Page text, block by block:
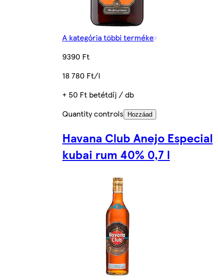
A kategória többi terméke
9390 Ft
18 780 Ft/l
+ 50 Ft betétdíj / db
Quantity controls
Hozzáad
Havana Club Anejo Especial
kubai rum 40% 0,7 l